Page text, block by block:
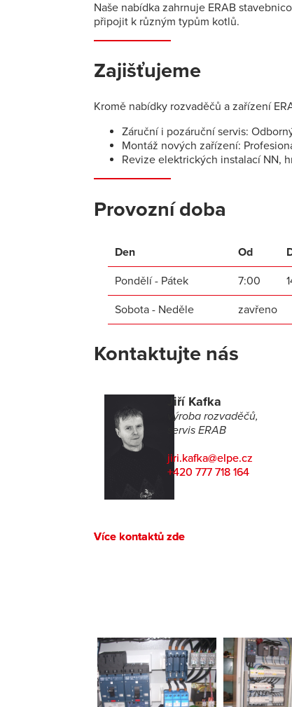
Naše nabídka zahrnuje ERAB
připojit k různým typům kotlů.
Zajišťujeme
Kromě nabídky rozvaděčů a zařízení
Záruční i pozáruční servis:
Montáž nových zařízení:
Revize elektrických instalací NN,
Provozní doba
Den Od
Pondělí - Pátek 7:00
Sobota - Neděle zavřeno
Kontaktujte nás
Jiří Kafka
výroba rozvaděčů,
servis ERAB
jiri.kafka@elpe.cz
+420 777 718 164
Více kontaktů zde